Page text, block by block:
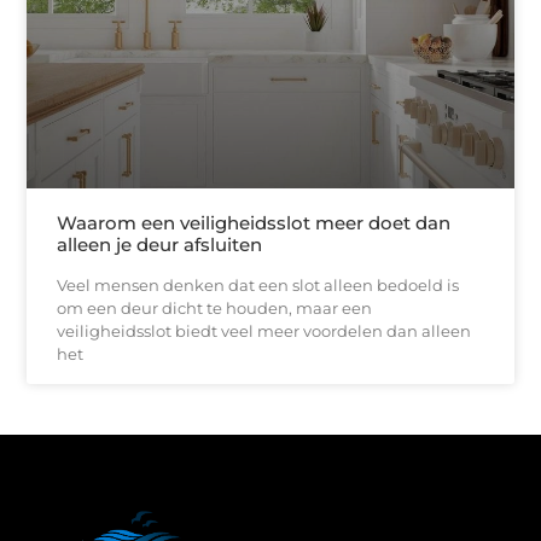
Waarom een veiligheidsslot meer doet dan
alleen je deur afsluiten
Veel mensen denken dat een slot alleen bedoeld is
om een deur dicht te houden, maar een
veiligheidsslot biedt veel meer voordelen dan alleen
het